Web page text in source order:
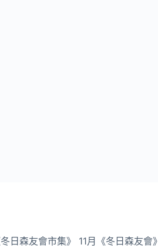
日森友會市集》 11月《冬日森友會》